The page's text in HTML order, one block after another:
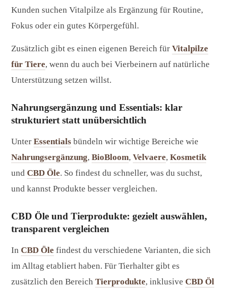
Kunden suchen Vitalpilze als Ergänzung für Routine,
Fokus oder ein gutes Körpergefühl.
Zusätzlich gibt es einen eigenen Bereich für Vitalpilze
für Tiere, wenn du auch bei Vierbeinern auf natürliche
Unterstützung setzen willst.
Nahrungsergänzung und Essentials: klar
strukturiert statt unübersichtlich
Unter Essentials bündeln wir wichtige Bereiche wie
Nahrungsergänzung, BioBloom, Velvaere, Kosmetik
und CBD Öle. So findest du schneller, was du suchst,
und kannst Produkte besser vergleichen.
CBD Öle und Tierprodukte: gezielt auswählen,
transparent vergleichen
In CBD Öle findest du verschiedene Varianten, die sich
im Alltag etabliert haben. Für Tierhalter gibt es
zusätzlich den Bereich Tierprodukte, inklusive CBD Öl